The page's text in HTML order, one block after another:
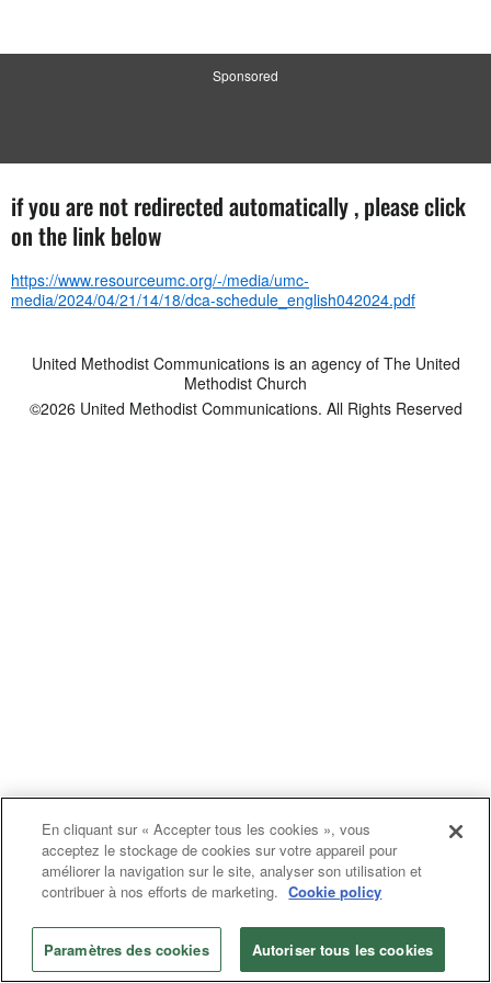
Sponsored
if you are not redirected automatically , please click
on the link below
https://www.resourceumc.org/-/media/umc-
media/2024/04/21/14/18/dca-schedule_english042024.pdf
United Methodist Communications is an agency of The United
Methodist Church
©2026 United Methodist Communications. All Rights Reserved
En cliquant sur « Accepter tous les cookies », vous
acceptez le stockage de cookies sur votre appareil pour
améliorer la navigation sur le site, analyser son utilisation et
contribuer à nos efforts de marketing. Cookie policy
Paramètres des cookies Autoriser tous les cookies